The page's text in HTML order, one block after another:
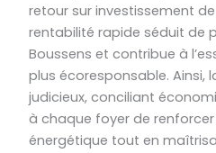
retour sur investissement
rentabilité rapide séduit de
Boussens et contribue à
plus écoresponsable. Ainsi,
judicieux, conciliant
à chaque foyer de
énergétique tout en